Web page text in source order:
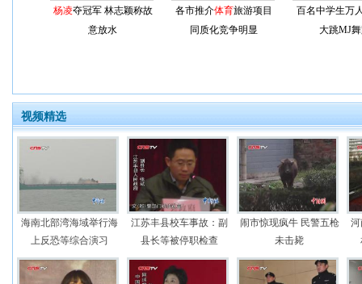
杨凌夺冠军 林志颖称故
意放水
各市推介体育旅游项目
同质化竞争明显
百名中学生万
大跳MJ
视频精选
海南北部湾海域举行海
上反恐等综合演习
江苏丰县校车事故：副
县长等被停职检查
闹市惊现疯牛 民警五枪
未击毙